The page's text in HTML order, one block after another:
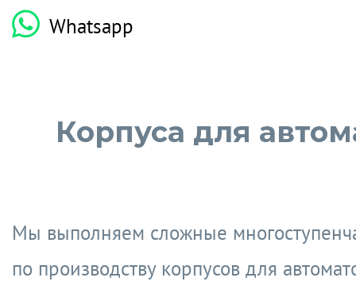
Whatsapp
Корпуса для
Мы выполняем сложные
по производству корпусов для